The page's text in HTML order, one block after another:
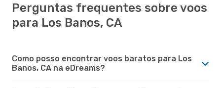
Perguntas frequentes sobre voos
para Los Banos, CA
Como posso encontrar voos baratos para Los
Banos, CA na eDreams?